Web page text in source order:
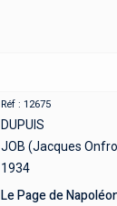
Réf : 12675
DUPUIS
JOB (Jacques
1934
Le Page de